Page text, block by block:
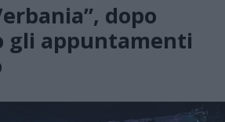
dopo
gli appuntamenti